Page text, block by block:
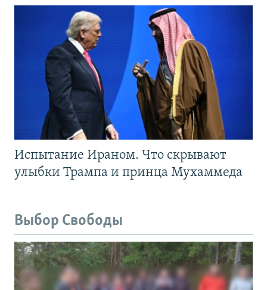
Испытание Ираном. Что скрывают
улыбки Трампа и принца Мухаммеда
Выбор Свободы